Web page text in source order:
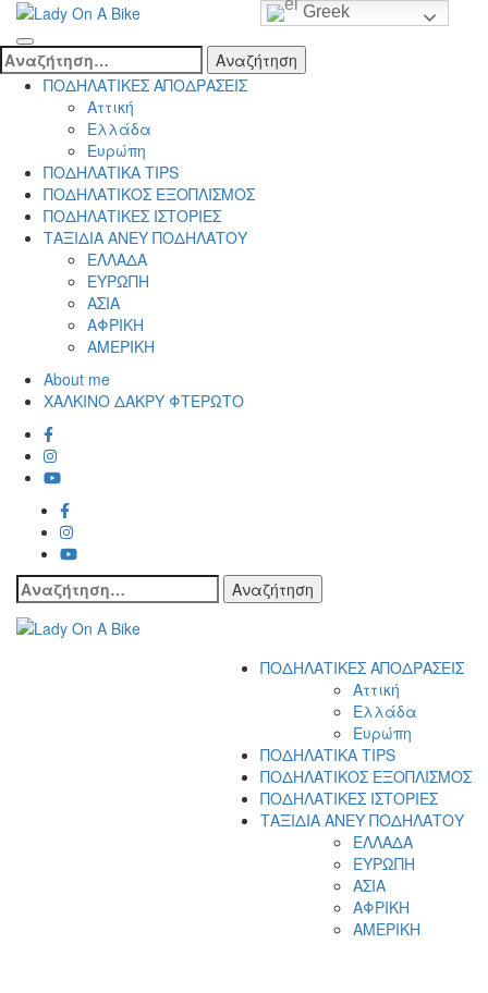
Skip
content
(Press
Lady On A Bike
Αναζήτηση
για: ΠΟΔΗΛΑΤΙΚΕΣ ΑΠΟΔΡΑΣΕΙΣ
Αττική
Ελλάδα
Ευρώπη
ΠΟΔΗΛΑΤΙΚΑ TIPS
ΠΟΔΗΛΑΤΙΚΟΣ ΕΞΟΠΛΙΣΜΟΣ
ΠΟΔΗΛΑΤΙΚΕΣ ΙΣΤΟΡΙΕΣ
ΤΑΞΙΔΙΑ ΑΝΕΥ ΠΟΔΗΛΑΤΟΥ
ΕΛΛΑΔΑ
ΕΥΡΩΠΗ
ΑΣΙΑ
ΑΦΡΙΚΗ
ΑΜΕΡΙΚΗ
About me
ΧΑΛΚΙΝΟ ΔΑΚΡΥ ΦΤΕΡΩΤΟ
Αναζήτηση
για:
ΠΟΔΗΛΑΤΙΚΕΣ ΑΠΟΔΡΑΣΕΙΣ
Αττική
Ελλάδα
Ευρώπη
ΠΟΔΗΛΑΤΙΚΑ TIPS
ΠΟΔΗΛΑΤΙΚΟΣ ΕΞΟΠΛΙΣΜΟΣ
ΠΟΔΗΛΑΤΙΚΕΣ ΙΣΤΟΡΙΕΣ
ΤΑΞΙΔΙΑ ΑΝΕΥ ΠΟΔΗΛΑΤΟΥ
ΕΛΛΑΔΑ
ΕΥΡΩΠΗ
ΑΣΙΑ
ΑΦΡΙΚΗ
ΑΜΕΡΙΚΗ
Greek